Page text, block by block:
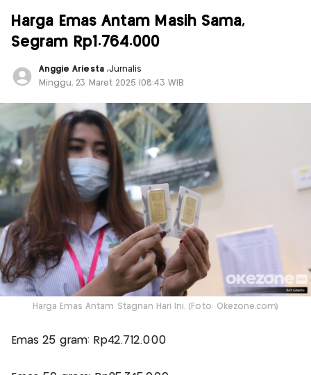
Harga Emas Antam Masih Sama,
Segram Rp1.764.000
Anggie Ariesta ,Jurnalis
Minggu, 23 Maret 2025 |08:43 WIB
Harga Emas Antam Stagnan Hari Ini. (Foto: Okezone.com)
Emas 25 gram: Rp42.712.000